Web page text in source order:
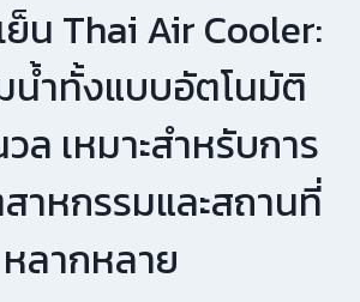
น Thai Air Cooler:
น้ำทั้งแบบอัตโนมัติ
ล เหมาะสำหรับการ
าหกรรมและสถานที่
หลากหลาย